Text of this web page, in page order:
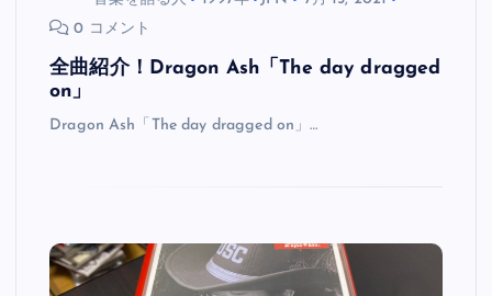
0 コメント
全曲紹介！Dragon Ash「The day dragged
on」
Dragon Ash「The day dragged on」…